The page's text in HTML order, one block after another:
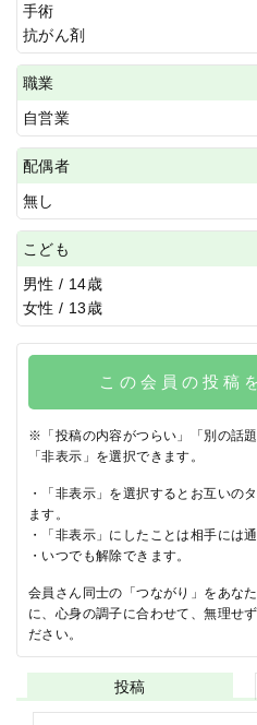
手術
抗がん剤
職業
自営業
配偶者
無し
こども
男性 / 14歳
女性 / 13歳
この会員の投稿
※「投稿の内容がつらい」「別の話
「非表示」を選択できます。
・「非表示」を選択するとお互いの
ます。
・「非表示」にしたことは相手には
・いつでも解除できます。
会員さん同士の「つながり」をあな
に、心身の調子に合わせて、無理せ
ださい。
投稿